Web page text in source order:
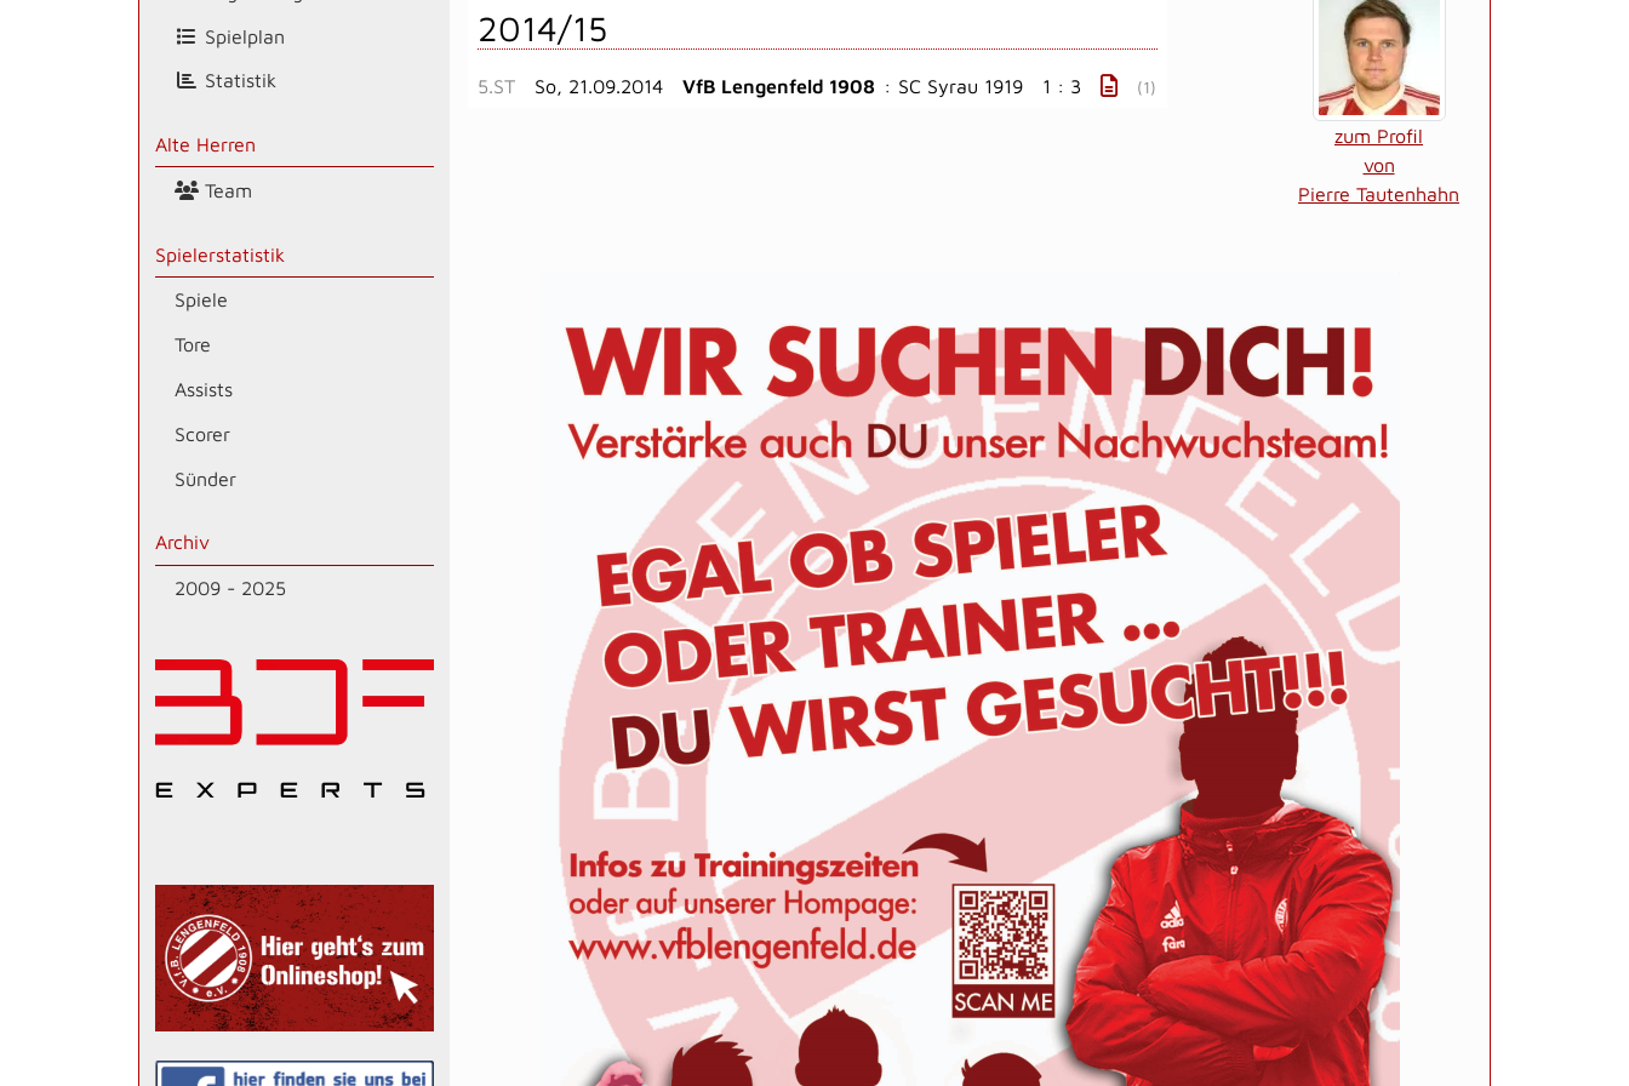
Spielplan
Statistik
Alte Herren
Team
Spielerstatistik
Spiele
Tore
Assists
Scorer
Sünder
Archiv
2009 - 2025
zum Profil
von
Pierre Tautenhahn
2014/15
5.ST So, 21.09.2014 VfB Lengenfeld 1908 : SC Syrau 1919 1 : 3 (1)